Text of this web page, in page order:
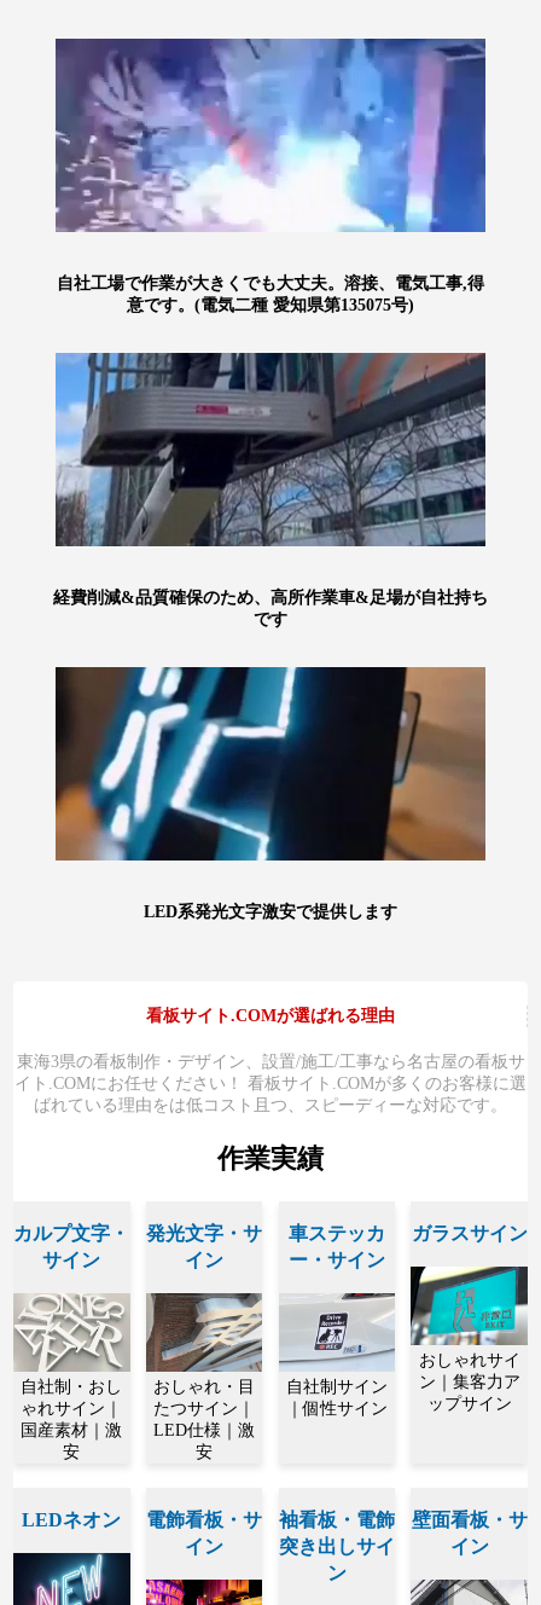
自社工場で作業が大きくでも大丈夫。溶接、電気工事,得
意です。(電気二種 愛知県第135075号)
経費削減&品質確保のため、高所作業車&足場が自社持ち
です
LED系発光文字激安で提供します
看板サイト.COMが選ばれる理由
東海3県の看板制作・デザイン、設置/施工/工事なら名古屋の看板サ
イト.COMにお任せください！ 看板サイト.COMが多くのお客様に選
ばれている理由をは低コスト且つ、スピーディーな対応です。
作業実績
カルプ文字・
サイン
自社制・おし
ゃれサイン｜
国産素材｜激
安
発光文字・サ
イン
おしゃれ・目
たつサイン｜
LED仕様｜激
安
車ステッカ
ー・サイン
自社制サイン
｜個性サイン
ガラスサイン
おしゃれサイ
ン｜集客力ア
ップサイン
LEDネオン
電飾看板・サ
イン
袖看板・電飾
突き出しサイ
ン
壁面看板・サ
イン